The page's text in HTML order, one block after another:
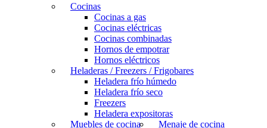
Cocinas
Cocinas a gas
Cocinas eléctricas
Cocinas combinadas
Hornos de empotrar
Hornos eléctricos
Heladeras / Freezers / Frigobares
Heladera frío húmedo
Heladera frío seco
Freezers
Heladera expositoras
Muebles de cocina
Menaje de cocina